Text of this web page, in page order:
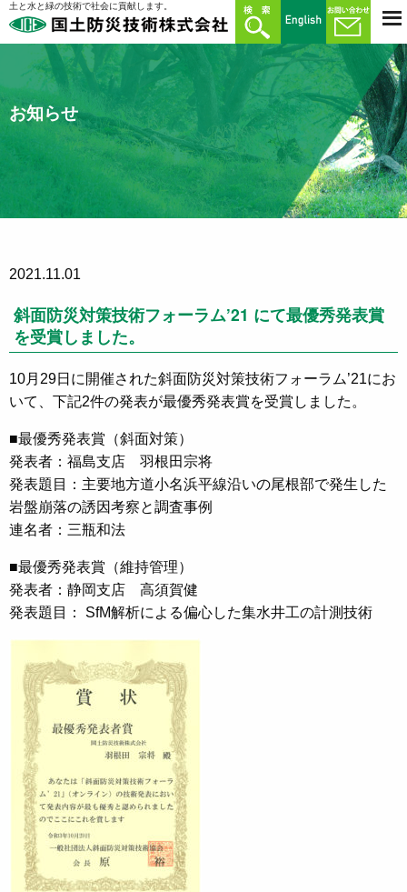
土と水と緑の技術で社会に貢献します。
お知らせ
2021.11.01
斜面防災対策技術フォーラム’21 にて最優秀発表賞
を受賞しました。
10月29日に開催された斜面防災対策技術フォーラム’21にお
いて、下記2件の発表が最優秀発表賞を受賞しました。
■最優秀発表賞（斜面対策）
発表者：福島支店 羽根田宗将
発表題目：主要地方道小名浜平線沿いの尾根部で発生した
岩盤崩落の誘因考察と調査事例
連名者：三瓶和法
■最優秀発表賞（維持管理）
発表者：静岡支店 高須賀健
発表題目： SfM解析による偏心した集水井工の計測技術